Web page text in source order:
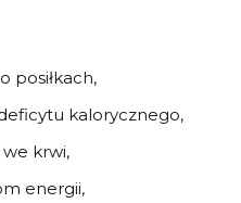
posiłkach,
kalorycznego,
krwi,
energii,